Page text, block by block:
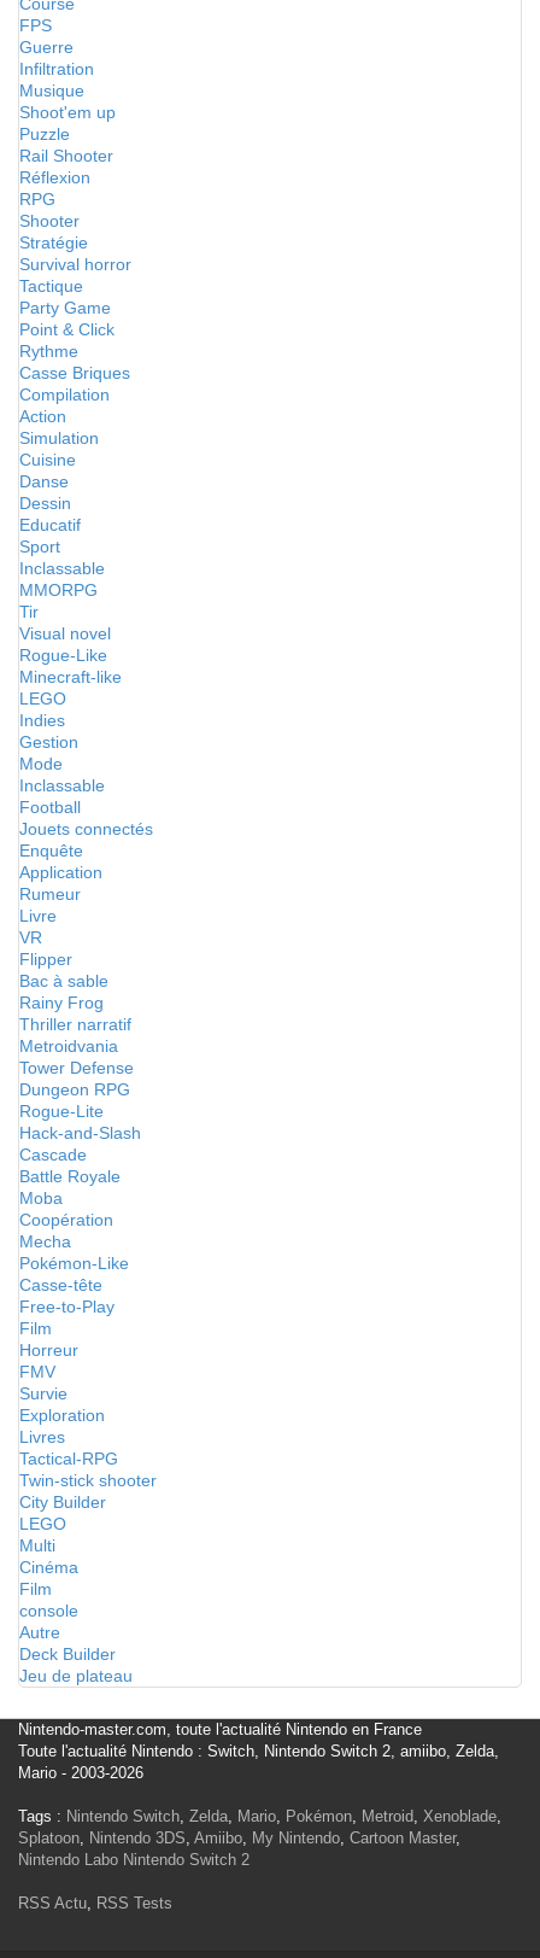
FPS
Guerre
Infiltration
Musique
Shoot'em up
Puzzle
Rail Shooter
Réflexion
RPG
Shooter
Stratégie
Survival horror
Tactique
Party Game
Point & Click
Rythme
Casse Briques
Compilation
Action
Simulation
Cuisine
Danse
Dessin
Educatif
Sport
Inclassable
MMORPG
Tir
Visual novel
Rogue-Like
Minecraft-like
LEGO
Indies
Gestion
Mode
Inclassable
Football
Jouets connectés
Enquête
Application
Rumeur
Livre
VR
Flipper
Bac à sable
Rainy Frog
Thriller narratif
Metroidvania
Tower Defense
Dungeon RPG
Rogue-Lite
Hack-and-Slash
Cascade
Battle Royale
Moba
Coopération
Mecha
Pokémon-Like
Casse-tête
Free-to-Play
Film
Horreur
FMV
Survie
Exploration
Livres
Tactical-RPG
Twin-stick shooter
City Builder
LEGO
Multi
Cinéma
Film
console
Autre
Deck Builder
Jeu de plateau
Nintendo-master.com, toute l'actualité Nintendo en France
Toute l'actualité Nintendo : Switch, Nintendo Switch 2, amiibo, Zelda,
Mario - 2003-2026
Tags : Nintendo Switch, Zelda, Mario, Pokémon, Metroid, Xenoblade,
Splatoon, Nintendo 3DS, Amiibo, My Nintendo, Cartoon Master,
Nintendo Labo Nintendo Switch 2
RSS Actu, RSS Tests